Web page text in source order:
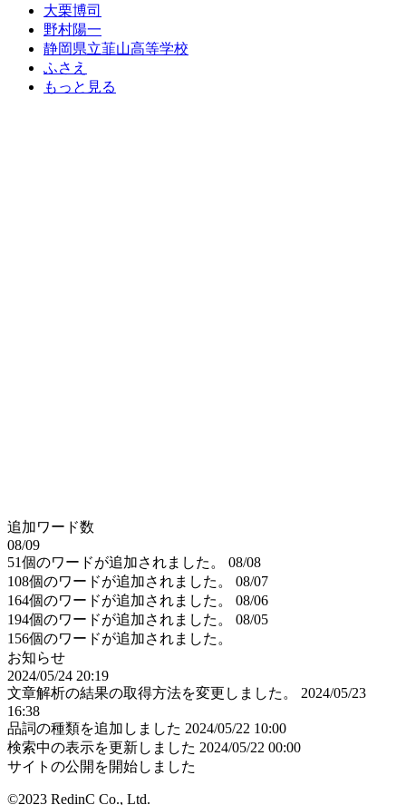
大栗博司
野村陽一
静岡県立韮山高等学校
ふさえ
もっと見る
追加ワード数
08/09
51個のワードが追加されました。
08/08
108個のワードが追加されました。
08/07
164個のワードが追加されました。
08/06
194個のワードが追加されました。
08/05
156個のワードが追加されました。
お知らせ
2024/05/24 20:19
文章解析の結果の取得方法を変更しました。
2024/05/23
16:38
品詞の種類を追加しました 2024/05/22 10:00
検索中の表示を更新しました 2024/05/22 00:00
サイトの公開を開始しました
©2023 RedinC Co., Ltd.